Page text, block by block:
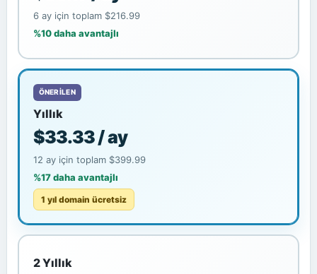
6 ay için toplam $216.99
%10 daha avantajlı
ÖNERILEN
Yıllık
$33.33 / ay
12 ay için toplam $399.99
%17 daha avantajlı
1 yıl domain ücretsiz
2 Yıllık